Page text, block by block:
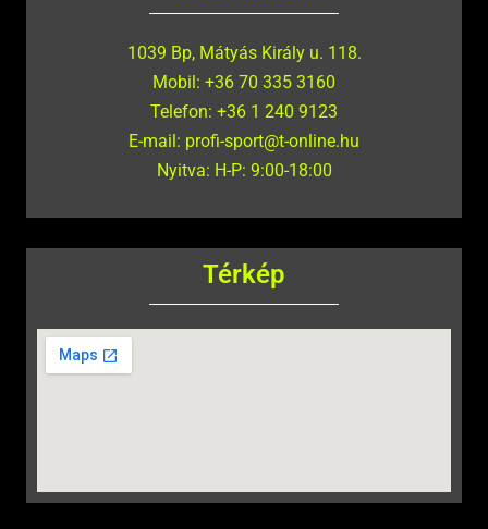
1039 Bp, Mátyás Király u. 118.
Mobil: +36 70 335 3160
Telefon: +36 1 240 9123
E-mail: profi-sport@t-online.hu
Nyitva: H-P: 9:00-18:00
Térkép